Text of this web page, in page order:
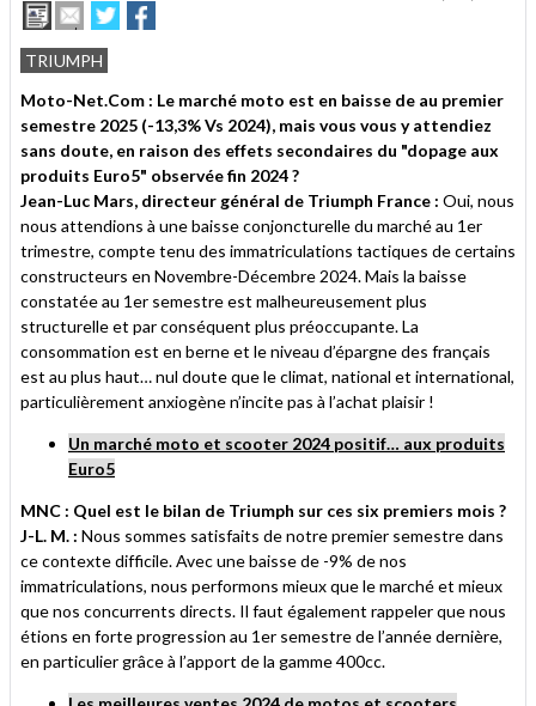
ImprimerEnvoyer
cet
article
à
ami
Partager
sur
Twitter
sur
TRIUMPH
Moto-Net.Com : Le marché moto est en baisse de au premier
semestre 2025 (-13,3% Vs 2024), mais vous vous y attendiez
sans doute, en raison des effets secondaires du "dopage aux
produits Euro5" observée fin 2024 ?
Jean-Luc Mars, directeur général de Triumph France : Oui, nous
nous attendions à une baisse conjoncturelle du marché au 1er
trimestre, compte tenu des immatriculations tactiques de certains
constructeurs en Novembre-Décembre 2024. Mais la baisse
constatée au 1er semestre est malheureusement plus
structurelle et par conséquent plus préoccupante. La
consommation est en berne et le niveau d’épargne des français
est au plus haut… nul doute que le climat, national et international,
particulièrement anxiogène n’incite pas à l’achat plaisir !
Un marché moto et scooter 2024 positif… aux produits
Euro5
MNC : Quel est le bilan de Triumph sur ces six premiers mois ?
J-L. M. : Nous sommes satisfaits de notre premier semestre dans
ce contexte difficile. Avec une baisse de -9% de nos
immatriculations, nous performons mieux que le marché et mieux
que nos concurrents directs. Il faut également rappeler que nous
étions en forte progression au 1er semestre de l’année dernière,
en particulier grâce à l’apport de la gamme 400cc.